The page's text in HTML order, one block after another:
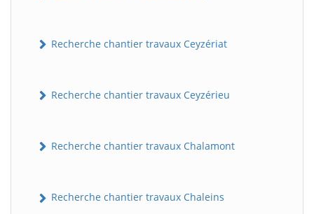
Recherche chantier travaux Ceyzériat
Recherche chantier travaux Ceyzérieu
Recherche chantier travaux Chalamont
Recherche chantier travaux Chaleins